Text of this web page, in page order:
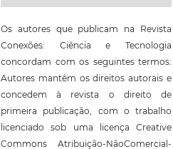
Os autores que publicam na Revista
Conexões: Ciência e Tecnologia
concordam com os seguintes termos:
Autores mantêm os direitos autorais e
concedem à revista o direito de
primeira publicação, com o trabalho
licenciado sob uma licença Creative
Commons Atribuição-NãoComercial-